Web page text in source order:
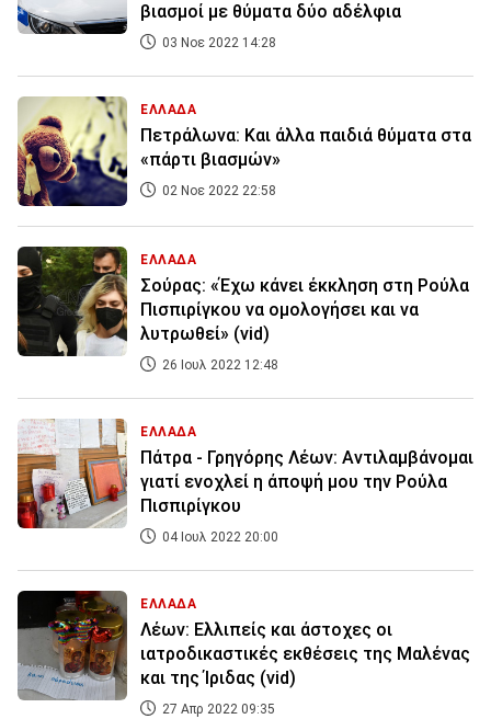
βιασμοί με θύματα δύο αδέλφια
03 Νοε 2022 14:28
ΕΛΛΑΔΑ
Πετράλωνα: Και άλλα παιδιά θύματα στα
«πάρτι βιασμών»
02 Νοε 2022 22:58
ΕΛΛΑΔΑ
Σούρας: «Έχω κάνει έκκληση στη Ρούλα
Πισπιρίγκου να ομολογήσει και να
λυτρωθεί» (vid)
26 Ιουλ 2022 12:48
ΕΛΛΑΔΑ
Πάτρα - Γρηγόρης Λέων: Αντιλαμβάνομαι
γιατί ενοχλεί η άποψή μου την Ρούλα
Πισπιρίγκου
04 Ιουλ 2022 20:00
ΕΛΛΑΔΑ
Λέων: Ελλιπείς και άστοχες οι
ιατροδικαστικές εκθέσεις της Μαλένας
και της Ίριδας (vid)
27 Απρ 2022 09:35